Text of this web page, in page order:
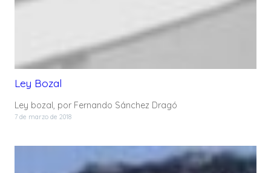
Ley Bozal
Ley bozal, por Fernando Sánchez Dragó
7 de marzo de 2018